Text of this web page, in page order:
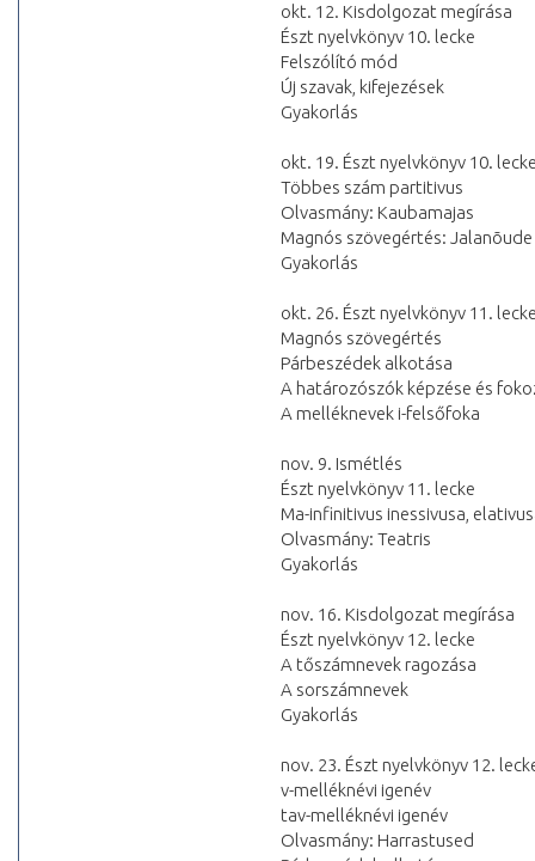
okt. 12. Kisdolgozat megírása
Észt nyelvkönyv 10. lecke
Felszólító mód
Új szavak, kifejezések
Gyakorlás
okt. 19. Észt nyelvkönyv 10.
Többes szám partitivus
Olvasmány: Kaubamajas
Magnós szövegértés:
Gyakorlás
okt. 26. Észt nyelvkönyv 11.
Magnós szövegértés
Párbeszédek alkotása
A határozószók képzése és
A melléknevek i-felsőfoka
nov. 9. Ismétlés
Észt nyelvkönyv 11. lecke
Ma-infinitivus inessivusa,
Olvasmány: Teatris
Gyakorlás
nov. 16. Kisdolgozat megírása
Észt nyelvkönyv 12. lecke
A tőszámnevek ragozása
A sorszámnevek
Gyakorlás
nov. 23. Észt nyelvkönyv 12.
v-melléknévi igenév
tav-melléknévi igenév
Olvasmány: Harrastused